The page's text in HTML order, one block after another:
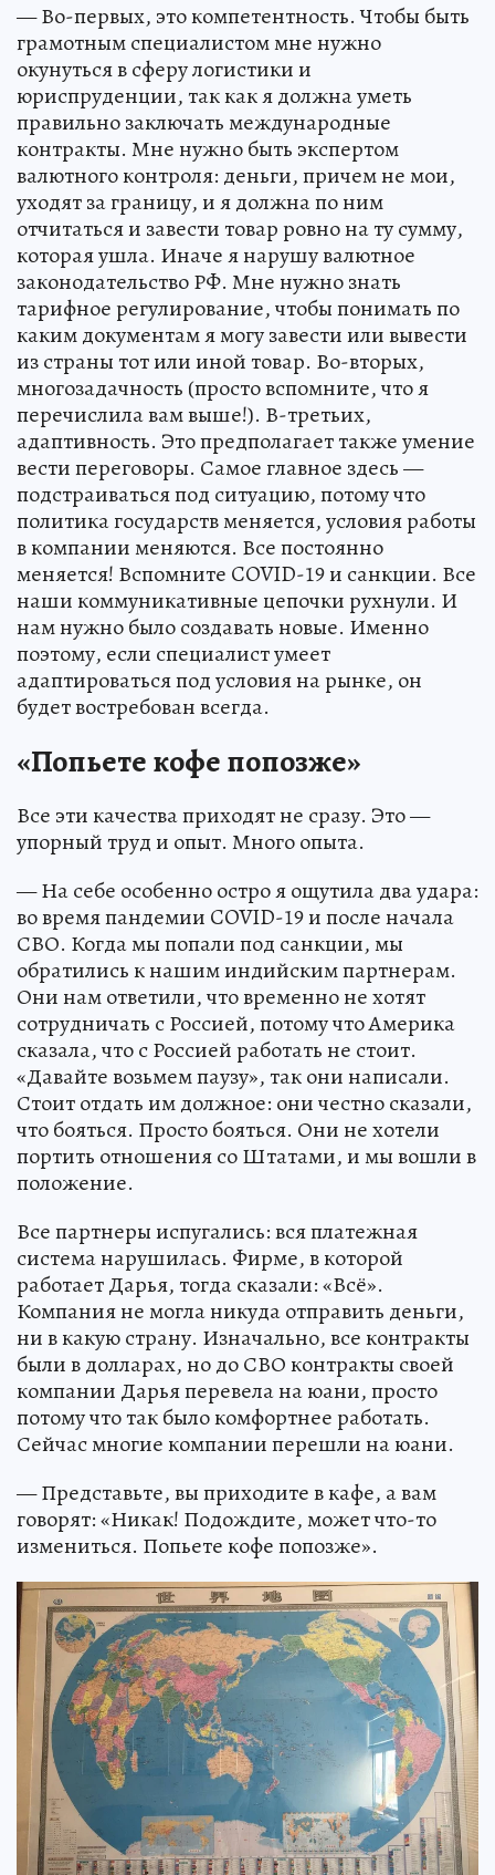
— Во-первых, это компетентность. Чтобы быть
грамотным специалистом мне нужно
окунуться в сферу логистики и
юриспруденции, так как я должна уметь
правильно заключать международные
контракты. Мне нужно быть экспертом
валютного контроля: деньги, причем не мои,
уходят за границу, и я должна по ним
отчитаться и завести товар ровно на ту сумму,
которая ушла. Иначе я нарушу валютное
законодательство РФ. Мне нужно знать
тарифное регулирование, чтобы понимать по
каким документам я могу завести или вывести
из страны тот или иной товар. Во-вторых,
многозадачность (просто вспомните, что я
перечислила вам выше!). В-третьих,
адаптивность. Это предполагает также умение
вести переговоры. Самое главное здесь —
подстраиваться под ситуацию, потому что
политика государств меняется, условия работы
в компании меняются. Все постоянно
меняется! Вспомните COVID-19 и санкции. Все
наши коммуникативные цепочки рухнули. И
нам нужно было создавать новые. Именно
поэтому, если специалист умеет
адаптироваться под условия на рынке, он
будет востребован всегда.
«Попьете кофе попозже»
Все эти качества приходят не сразу. Это —
упорный труд и опыт. Много опыта.
— На себе особенно остро я ощутила два удара:
во время пандемии COVID-19 и после начала
СВО. Когда мы попали под санкции, мы
обратились к нашим индийским партнерам.
Они нам ответили, что временно не хотят
сотрудничать с Россией, потому что Америка
сказала, что с Россией работать не стоит.
«Давайте возьмем паузу», так они написали.
Стоит отдать им должное: они честно сказали,
что бояться. Просто бояться. Они не хотели
портить отношения со Штатами, и мы вошли в
положение.
Все партнеры испугались: вся платежная
система нарушилась. Фирме, в которой
работает Дарья, тогда сказали: «Всё».
Компания не могла никуда отправить деньги,
ни в какую страну. Изначально, все контракты
были в долларах, но до СВО контракты своей
компании Дарья перевела на юани, просто
потому что так было комфортнее работать.
Сейчас многие компании перешли на юани.
— Представьте, вы приходите в кафе, а вам
говорят: «Никак! Подождите, может что-то
измениться. Попьете кофе попозже».